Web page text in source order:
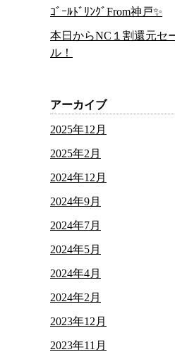
ｺﾞｰﾙﾄﾞﾘﾝｸﾞFrom神戸✨
本日からNC１割還元セ
ル！
アーカイブ
2025年12月
2025年2月
2024年12月
2024年9月
2024年7月
2024年5月
2024年4月
2024年2月
2023年12月
2023年11月